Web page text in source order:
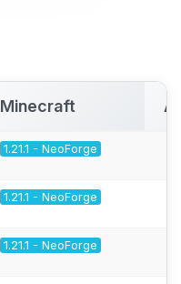
Minecraft
1.21.1 - NeoForge
1.21.1 - NeoForge
1.21.1 - NeoForge